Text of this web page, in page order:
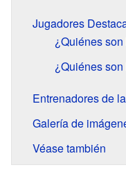
Jugadores
¿Quiénes
¿Quiénes
Entrenadores de
Galería de
Véase también